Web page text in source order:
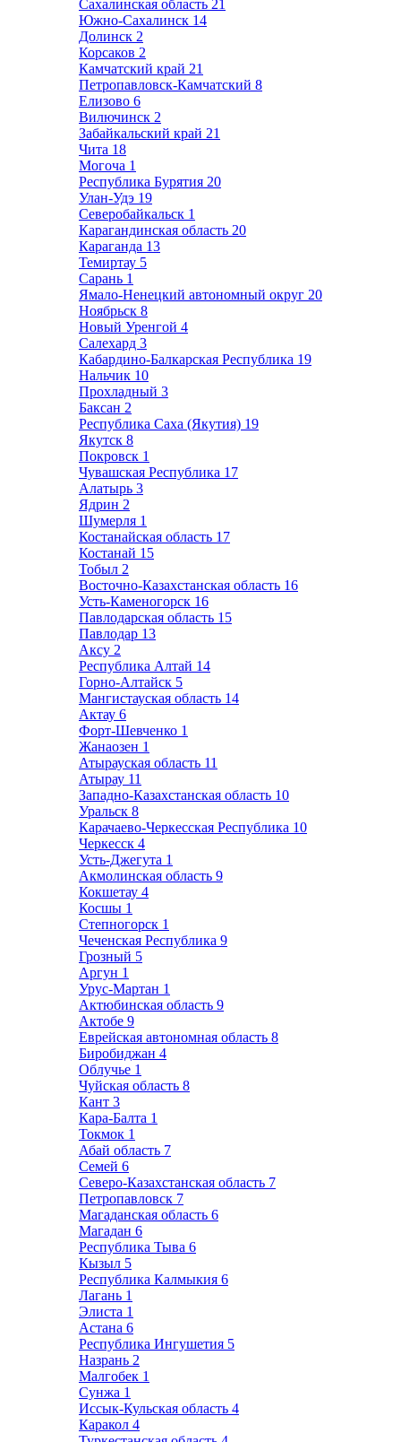
Сахалинская область 21
Южно-Сахалинск 14
Долинск 2
Корсаков 2
Камчатский край 21
Петропавловск-Камчатский 8
Елизово 6
Вилючинск 2
Забайкальский край 21
Чита 18
Могоча 1
Республика Бурятия 20
Улан-Удэ 19
Северобайкальск 1
Карагандинская область 20
Караганда 13
Темиртау 5
Сарань 1
Ямало-Ненецкий автономный округ 20
Ноябрьск 8
Новый Уренгой 4
Салехард 3
Кабардино-Балкарская Республика 19
Нальчик 10
Прохладный 3
Баксан 2
Республика Саха (Якутия) 19
Якутск 8
Покровск 1
Чувашская Республика 17
Алатырь 3
Ядрин 2
Шумерля 1
Костанайская область 17
Костанай 15
Тобыл 2
Восточно-Казахстанская область 16
Усть-Каменогорск 16
Павлодарская область 15
Павлодар 13
Аксу 2
Республика Алтай 14
Горно-Алтайск 5
Мангистауская область 14
Актау 6
Форт-Шевченко 1
Жанаозен 1
Атырауская область 11
Атырау 11
Западно-Казахстанская область 10
Уральск 8
Карачаево-Черкесская Республика 10
Черкесск 4
Усть-Джегута 1
Акмолинская область 9
Кокшетау 4
Косшы 1
Степногорск 1
Чеченская Республика 9
Грозный 5
Аргун 1
Урус-Мартан 1
Актюбинская область 9
Актобе 9
Еврейская автономная область 8
Биробиджан 4
Облучье 1
Чуйская область 8
Кант 3
Кара-Балта 1
Токмок 1
Абай область 7
Семей 6
Северо-Казахстанская область 7
Петропавловск 7
Магаданская область 6
Магадан 6
Республика Тыва 6
Кызыл 5
Республика Калмыкия 6
Лагань 1
Элиста 1
Астана 6
Республика Ингушетия 5
Назрань 2
Малгобек 1
Сунжа 1
Иссык-Кульская область 4
Каракол 4